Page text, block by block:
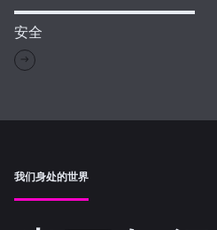
安全
我们身处的世界